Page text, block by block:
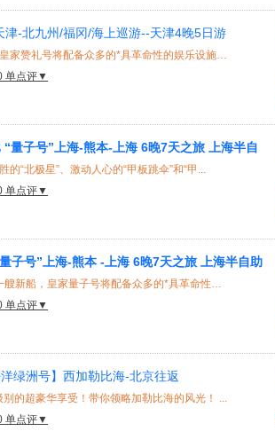
津-北九州/福冈/海上巡游--天津4晚5日游
特色： 作为量子系列的一艘新船，皇家赞礼号将配备众多的*具革命性的娱乐设施：高...
单点评▼
量子号”上海-熊本-上海 6晚7天之旅 上海半自
“北极星”、激动人心的“甲板跳伞”和“甲...
单点评▼
子号”上海-熊本 -上海 6晚7天之旅 上海半自助
特色： 作为量子系列168000吨的一艘新船，皇家量子号将配备众多的*具革命性的娱乐设...
单点评▼
绿洲号】西加勒比海-北京往返
的超豪华享受！带你领略加勒比海的风光！ ...
单点评▼